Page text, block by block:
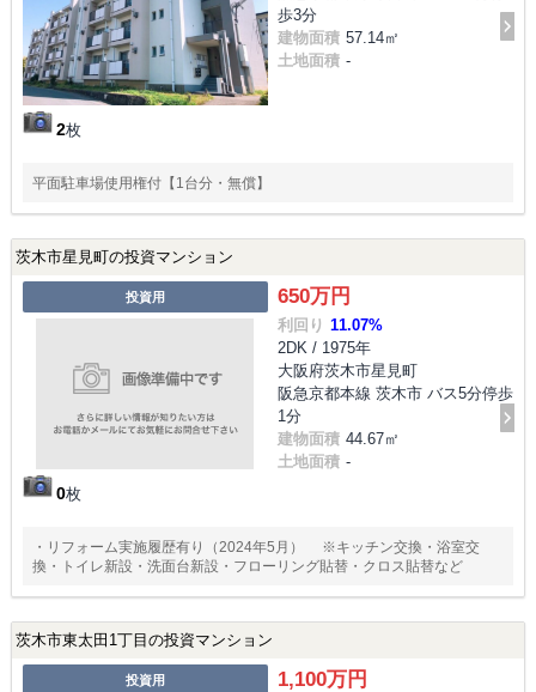
2枚
歩3分
建物面積 57.14㎡
土地面積 -
平面駐車場使用権付【1台分・無償】
茨木市星見町の投資マンション
投資用
0枚
650万円
利回り 11.07%
2DK / 1975年
大阪府茨木市星見町
阪急京都本線 茨木市 バス5分停歩
1分
建物面積 44.67㎡
土地面積 -
・リフォーム実施履歴有り（2024年5月） ※キッチン交換・浴室交
換・トイレ新設・洗面台新設・フローリング貼替・クロス貼替など
茨木市東太田1丁目の投資マンション
投資用 1,100万円